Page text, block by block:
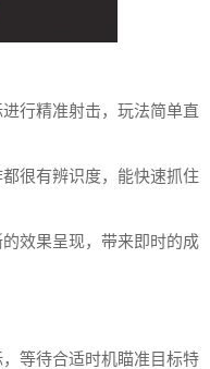
行精准射击，玩法简单直
很有辨识度，能快速抓住
效果呈现，带来即时的成
等待合适时机瞄准目标特